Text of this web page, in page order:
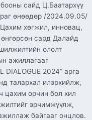
сайд Ц.Баатархүү
өнөөдөр /2024.09.05/
хөгжил, инновац,
сард Далайд
ололт
ажиллагааг
DIALOGUE 2024” арга
талархал илэрхийлж,
цахим орчин бол хил
эрчимжүүлж,
байгааг онцлов.